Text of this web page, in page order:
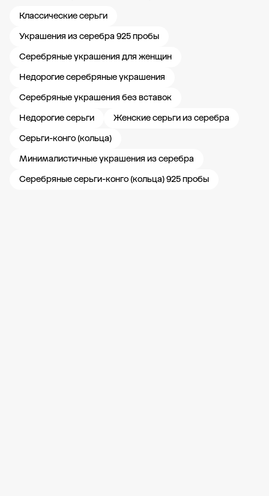
Классические серьги
Украшения из серебра 925 пробы
Серебряные украшения для женщин
Недорогие серебряные украшения
Серебряные украшения без вставок
Недорогие серьги
Женские серьги из серебра
Серьги-конго (кольца)
Минималистичные украшения из серебра
Серебряные серьги-конго (кольца) 925 пробы